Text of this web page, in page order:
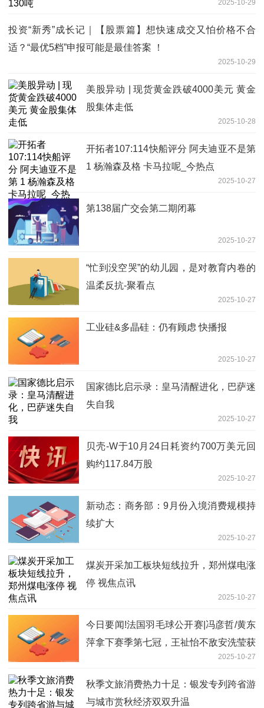
2025-10-29
投资“新秀”成长记｜【股票篇】想快速成交又怕价格不合
适？“最优5档”申报可能是最佳答案 ！
2025-10-29
美股异动 | 现货黄金跌破4000美元 黄金
股集体走低
2025-10-28
开拓者107:114快船评分 阿夫迪亚不是第
1 杨瀚森及格 卡马拉呢_今热点
2025-10-27
第138届广交会第二期闭幕
2025-10-27
“忙到没空哭”的幼儿园，是对教育内卷的
温柔反抗-聚看点
2025-10-27
工业硅&多晶硅：仍有顾虑 快播报
2025-10-27
国家德比启示录：皇马清醒进化，巴萨迷
失自我
2025-10-27
贝壳-W于10月24日耗资约700万美元回
购约117.84万股
2025-10-27
新动态：商务部：9月份入境消费规模持
续扩大
2025-10-27
煤炭开采加工板块短线拉升，郑州煤电涨
停 视焦点讯
2025-10-27
今日要闻!法国羽毛球公开赛|冯彦哲/黄东
萍拿下赛季第七冠，王祉怡不敌安洗莹获
2025-10-27
秋季文旅消费热力十足：银发专列跨省游
与城市赏秋经济双双升温